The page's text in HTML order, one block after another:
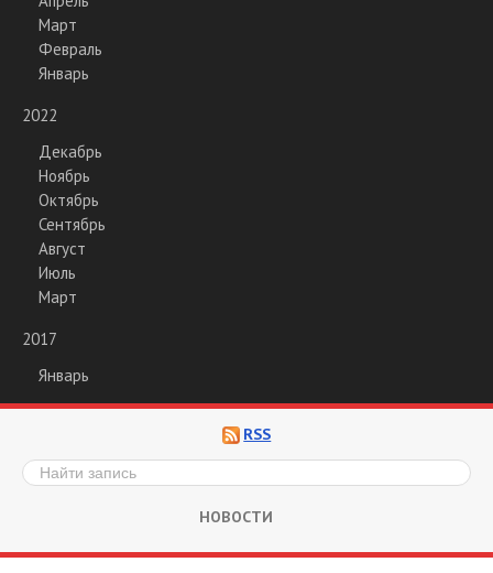
Март
Февраль
Январь
2022
Декабрь
Ноябрь
Октябрь
Сентябрь
Август
Июль
Март
2017
Январь
RSS
НОВОСТИ